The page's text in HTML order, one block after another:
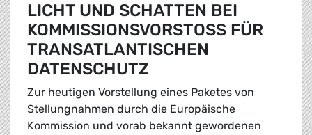
LICHT UND SCHATTEN BEI
KOMMISSIONSVORSTOSS FÜR T
RANSATLANTISCHEN D
ATENSCHUTZ
Zur heutigen Vorstellung eines Paketes von
Stellungnahmen durch die Europäische
Kommission und vorab bekannt gewordenen